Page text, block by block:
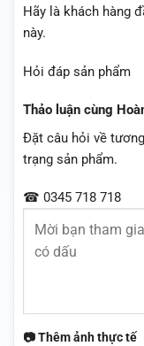
Hãy là khách hàng
này.
Hỏi đáp sản phẩm
Thảo luận cùng
Đặt câu hỏi về
trạng sản phẩm.
☎ 0345 718 718
📷 Thêm ảnh thực tế